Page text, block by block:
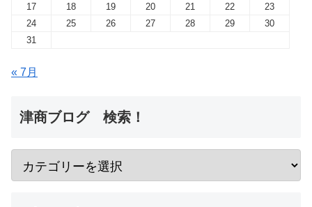
17
18 19 20 21 22
23
24
25 26 27 28 29
30
31
« 7月
津商ブログ 検索！